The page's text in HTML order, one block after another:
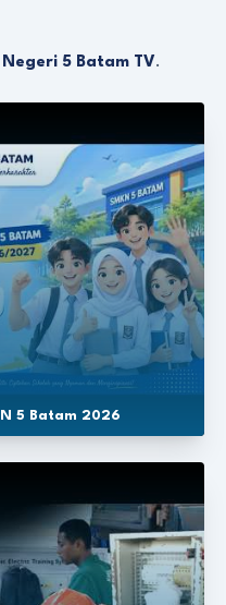
Negeri 5 Batam TV.
5 Batam 2026